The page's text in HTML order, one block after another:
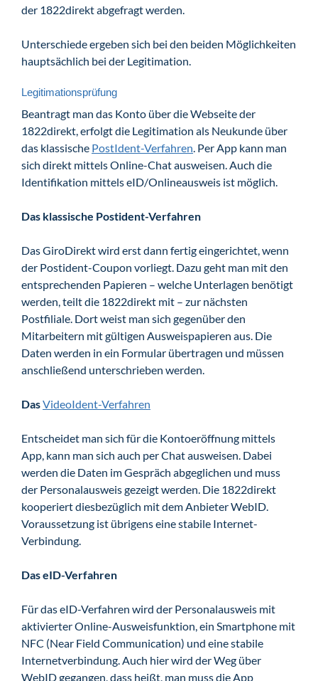
der 1822direkt abgefragt werden.
Unterschiede ergeben sich bei den beiden Möglichkeiten
hauptsächlich bei der Legitimation.
Legitimationsprüfung
Beantragt man das Konto über die Webseite der
1822direkt, erfolgt die Legitimation als Neukunde über
das klassische PostIdent-Verfahren. Per App kann man
sich direkt mittels Online-Chat ausweisen. Auch die
Identifikation mittels eID/Onlineausweis ist möglich.
Das klassische Postident-Verfahren
Das GiroDirekt wird erst dann fertig eingerichtet, wenn
der Postident-Coupon vorliegt. Dazu geht man mit den
entsprechenden Papieren – welche Unterlagen benötigt
werden, teilt die 1822direkt mit – zur nächsten
Postfiliale. Dort weist man sich gegenüber den
Mitarbeitern mit gültigen Ausweispapieren aus. Die
Daten werden in ein Formular übertragen und müssen
anschließend unterschrieben werden.
DasVideoIdent-Verfahren
Entscheidet man sich für die Kontoeröffnung mittels
App, kann man sich auch per Chat ausweisen. Dabei
werden die Daten im Gespräch abgeglichen und muss
der Personalausweis gezeigt werden. Die 1822direkt
kooperiert diesbezüglich mit dem Anbieter WebID.
Voraussetzung ist übrigens eine stabile Internet-
Verbindung.
Das eID-Verfahren
Für das eID-Verfahren wird der Personalausweis mit
aktivierter Online-Ausweisfunktion, ein Smartphone mit
NFC (Near Field Communication) und eine stabile
Internetverbindung. Auch hier wird der Weg über
WebID gegangen, dass heißt, man muss die App